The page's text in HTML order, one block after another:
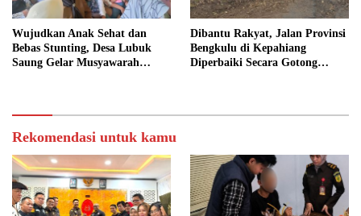
Wujudkan Anak Sehat dan
Bebas Stunting, Desa Lubuk
Saung Gelar Musyawarah
Dibantu Rakyat, Jalan Provinsi
Bengkulu di Kepahiang
Diperbaiki Secara Gotong
Rekomendasi untuk kamu